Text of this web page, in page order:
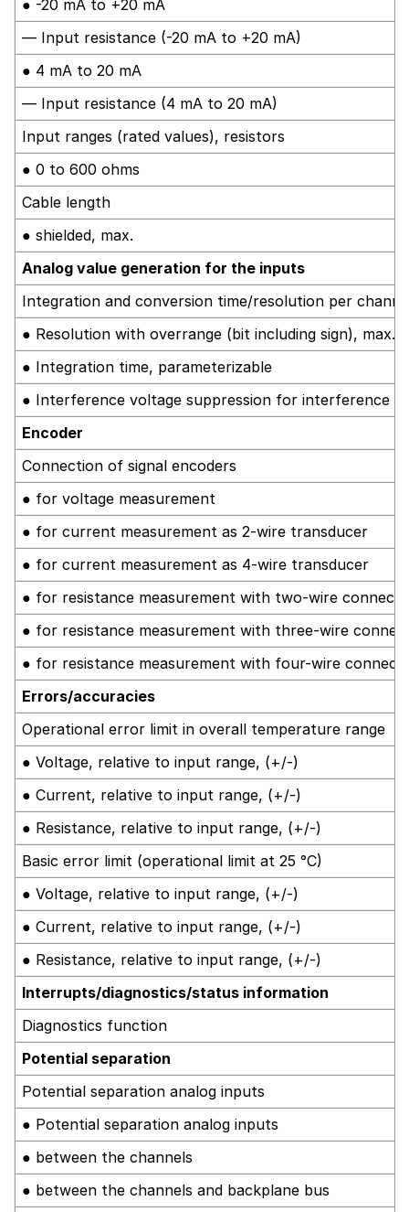
● -20 mA to +20 mA
— Input resistance (-20 mA to +20 mA)
● 4 mA to 20 mA
— Input resistance (4 mA to 20 mA)
Input ranges (rated values), resistors
● 0 to 600 ohms
Cable length
● shielded, max.
Analog value generation for the inputs
Integration and conversion time/resolution per
● Resolution with overrange (bit including sign), max.
● Integration time, parameterizable
● Interference voltage suppression for interference
Encoder
Connection of signal encoders
● for voltage measurement
● for current measurement as 2-wire transducer
● for current measurement as 4-wire transducer
● for resistance measurement with two-wire
● for resistance measurement with three-wire
● for resistance measurement with four-wire
Errors/accuracies
Operational error limit in overall temperature range
● Voltage, relative to input range, (+/-)
● Current, relative to input range, (+/-)
● Resistance, relative to input range, (+/-)
Basic error limit (operational limit at 25 °C)
● Voltage, relative to input range, (+/-)
● Current, relative to input range, (+/-)
● Resistance, relative to input range, (+/-)
Interrupts/diagnostics/status information
Diagnostics function
Potential separation
Potential separation analog inputs
● Potential separation analog inputs
● between the channels
● between the channels and backplane bus